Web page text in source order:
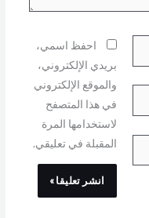
احفظ اسمي،
بريدي الإلكتروني،
والموقع الإلكتروني
في هذا المتصفح
لاستخدامها المرة
المقبلة في تعليقي.